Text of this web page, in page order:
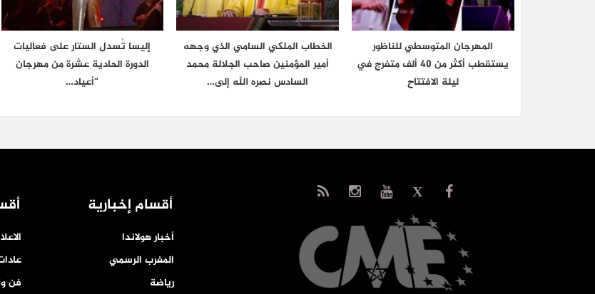
المهرجان المتوسطي للناظور
يستقطب أكثر من 40 ألف متفرج في
ليلة الافتتاح
الخطاب الملكي السامي الذي وجهه
أمير المؤمنين صاحب الجلالة محمد
السادس نصره الله إلى…
إليسا تُسدل الستار على فعاليات
الدورة الحادية عشرة من مهرجان
“أعياد…
أقسام إخبارية
أخبار هولاندا
المغرب الرسمي
رياضة
فن